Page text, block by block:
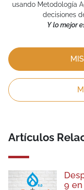
usando Metodología
decisiones
Y lo mejor
Artículos
9